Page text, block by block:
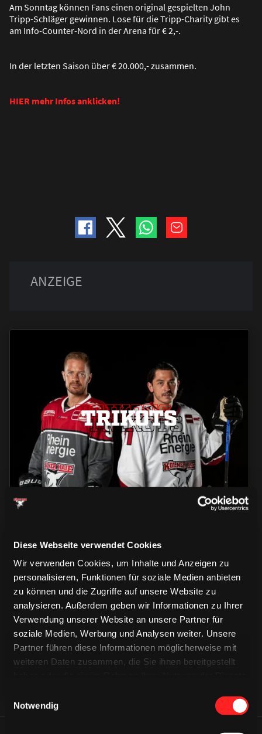
Diese Webseite verwendet Cookies
Wir verwenden Cookies, um Inhalte und Anzeigen zu
personalisieren, Funktionen für soziale Medien anbieten
zu können und die Zugriffe auf unsere Website zu
analysieren. Außerdem geben wir Informationen zu Ihrer
Verwendung unserer Website an unsere Partner für
soziale Medien, Werbung und Analysen weiter. Unsere
Partner führen diese Informationen möglicherweise mit
weiteren Daten zusammen, die Sie ihnen bereitgestellt
Notwendig
Am Sonntag können Fans einen original gespielten John
Tripp-Schläger gewinnen. Lose für die Tripp-Charity gibt es
am Info-Counter-Nord in der Arena für € 2,-.
In der letzten Saison über € 20.000,- zusammen.
HIER mehr Infos anklicken!
TRIKOTS
TRIKOTS
TRIKOTS
CAPS & CO
CAPS & CO
CAPS & CO